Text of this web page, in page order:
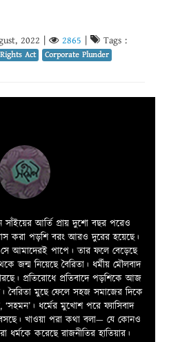
2022 2865 Tags :
Act Corporate Plunder
আর্তি প্রায় দুশো বছর পরেও
করা পড়শি বরং আরও দুরের হয়েছে।
সে আমাদেরই পাপে। তার ফলে বেড়েছে
জন্ম নিয়েছে বৈরিতা। ধর্মীয় মৌলবাদ
প্রতিরোধে প্রতিবাদে পড়শিকে আজ
বৈরিতা মুছে ফেলে সহজ সমাজের দিকে
ধর্মের মুখোশ পরে ফ্যাসিবাদ
খাওয়া পরা কথা বলা—­­ যে কোনও
ধর্মকে করেছে রাজনীতির হাতিয়ার।